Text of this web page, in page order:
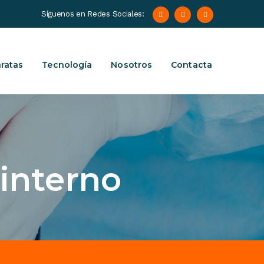
Síguenos en Redes Sociales:
Tecnología Nosotros Contacta